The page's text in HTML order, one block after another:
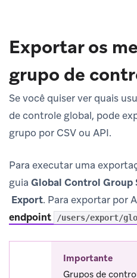
Exportar os
grupo de
Se você quiser ver quais
de controle global, pode
grupo por CSV ou API.
Para executar uma
guia Global Control Group
Export. Para exportar por
endpoint
/users/export/
Importante
Grupos de